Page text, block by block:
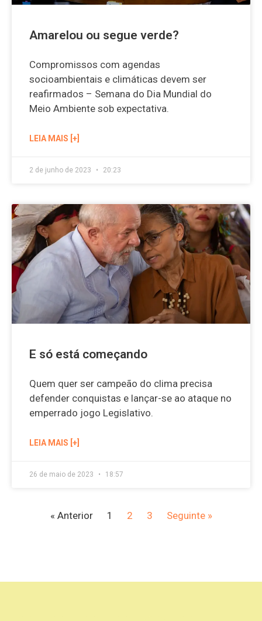
Amarelou ou segue verde?
Compromissos com agendas
socioambientais e climáticas devem ser
reafirmados – Semana do Dia Mundial do
Meio Ambiente sob expectativa.
LEIA MAIS [+]
2 de junho de 2023 20:23
E só está começando
Quem quer ser campeão do clima precisa
defender conquistas e lançar-se ao ataque no
emperrado jogo Legislativo.
LEIA MAIS [+]
26 de maio de 2023 18:57
« Anterior 1 2 3 Seguinte »